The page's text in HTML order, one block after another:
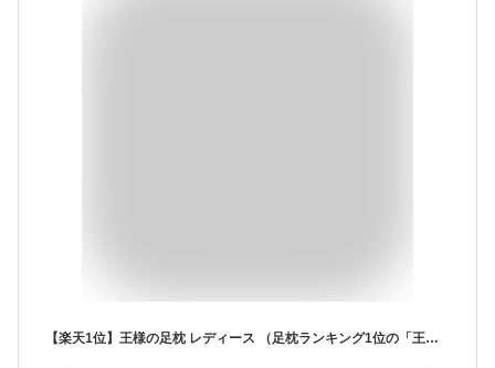
【楽天1位】王様の足枕 レディース （足枕ランキング1位の「王様の足枕」からスキンケア加工のカバーが付いた女性向け足枕） 足用まくら 足置き枕 足の枕 お母さん 義母 妻 彼女 ギフト プレゼント 誕生日 ビーズ リラックス 健康 敬老の日